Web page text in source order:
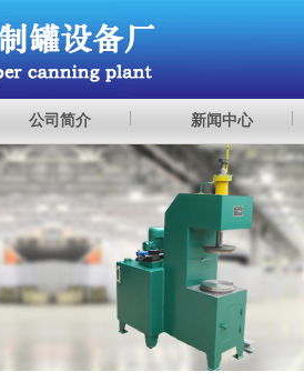
公司简介 新闻中心